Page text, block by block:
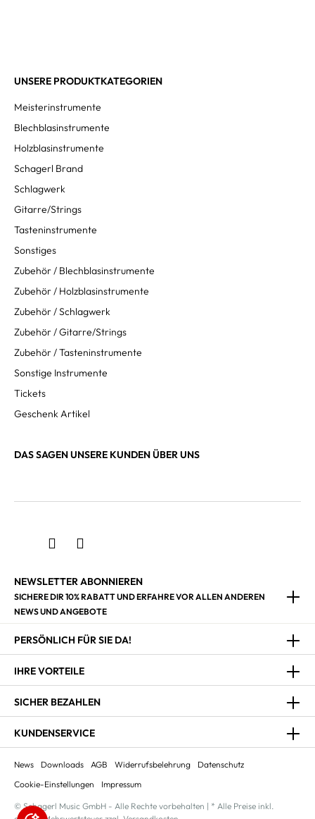
UNSERE PRODUKTKATEGORIEN
Meisterinstrumente
Blechblasinstrumente
Holzblasinstrumente
Schagerl Brand
Schlagwerk
Gitarre/Strings
Tasteninstrumente
Sonstiges
Zubehör / Blechblasinstrumente
Zubehör / Holzblasinstrumente
Zubehör / Schlagwerk
Zubehör / Gitarre/Strings
Zubehör / Tasteninstrumente
Sonstige Instrumente
Tickets
Geschenk Artikel
DAS SAGEN UNSERE KUNDEN ÜBER UNS
NEWSLETTER ABONNIEREN
SICHERE DIR 10% RABATT UND ERFAHRE VOR ALLEN ANDEREN
NEWS UND ANGEBOTE
PERSÖNLICH FÜR SIE DA!
IHRE VORTEILE
SICHER BEZAHLEN
KUNDENSERVICE
News Downloads AGB Widerrufsbelehrung
Datenschutz
Cookie-Einstellungen
Impressum
© Schagerl Music GmbH - Alle Rechte vorbehalten | * Alle Preise inkl.